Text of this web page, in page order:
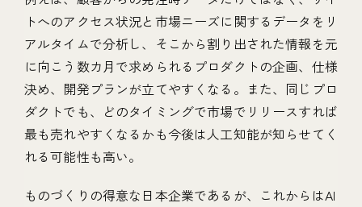
トへのアクセス状況と市場ニーズに関するデータをリ
アルタイムで分析し、そこから割り出された情報を元
に向こう数カ月で求められるプロダクトの企画、仕様
決め、開発プランが立てやすくなる。また、同じプロ
ダクトでも、どのタイミングで市場でリリースすれば
最も売れやすくなるかも今後は人工知能が知らせてく
れる可能性も高い。
ものづくりの得意な日本企業であるが、これからはAI